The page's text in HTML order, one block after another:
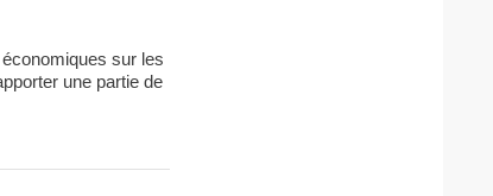
sur les
une partie de